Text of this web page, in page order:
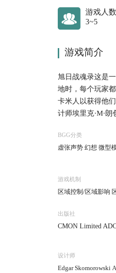
游戏人数
3~5
游戏简介
旭日战魂录这是
地时，每个玩家
卡米人以获得他
计师埃里克·M·
BGG分类
虚张声势 幻想 微型
游戏机制
区域控制/区域影响
出版社
CMON Limited
设计师
Edgar Skomorowski